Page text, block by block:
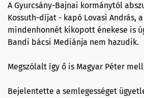
A Gyurcsány-Bajnai kormánytól
Kossuth-díjat - kapó Lovasi András,
mindenhonnét kikopott énekese is
Bandi bácsi Mediánja nem hazudik.
Megszólalt így ő is Magyar Péter
Bejelentette a semlegességet